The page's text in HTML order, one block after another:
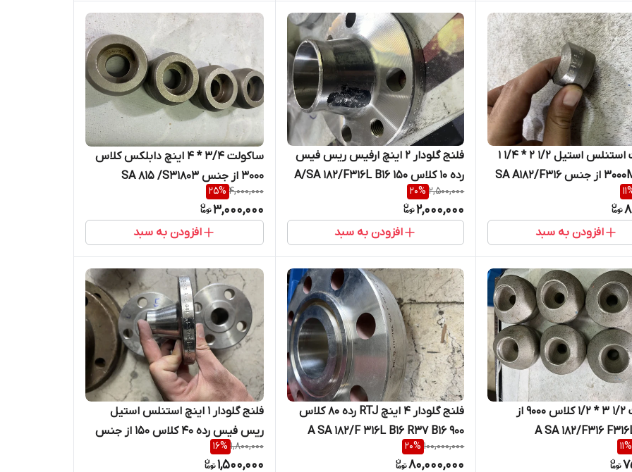
ساکولت استنلس استیل 1/2 2 * 1/4 1
کلاس 3000M از جنس SA A182/F316
11
افزودن به سبد
فلنج گلودار 2 اینچ ارفیس ریس فیس
رده 10 کلاس 150 A/SA 182/F316L B16
2,500,000
20%
2,000,000
افزودن به سبد
ساکولت 3/4 * 4 اینچ دابلکس کلاس
3000 از جنس SA 815 /S31803
4,000,000
25%
3,000,000
افزودن به سبد
ساکولت 1/2 3 * 1/2 کلاس 9000 از
11%
فلنج گلودار 4 اینچ RTJ رده 80 کلاس
900 A SA 182/F 316L B16 R37 B16
100,000,000
20%
80,000,000
فلنج گلودار 1 اینچ استنلس استیل
ریس فیس رده 40 کلاس 150 از جنس
A182/F316
1,800,000
16%
1,500,000